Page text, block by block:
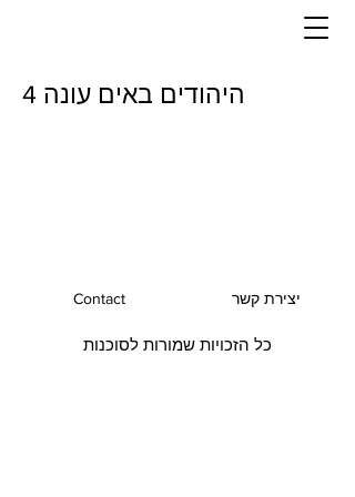
היהודים באים עונה 4
Contact יצירת קשר
כל הזכויות שמורות לסוכנות